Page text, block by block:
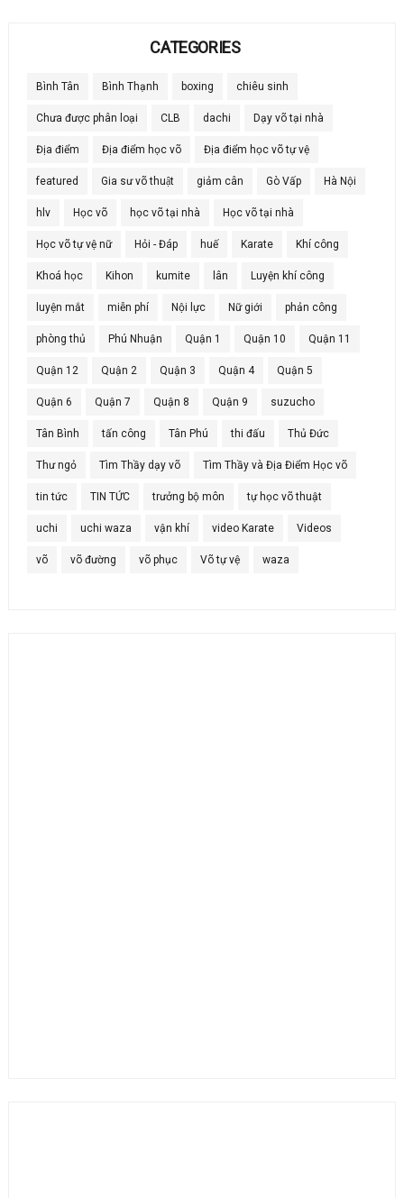
CATEGORIES
Bình Tân Bình Thạnh boxing chiêu sinh
Chưa được phân loại CLB dachi Dạy võ tại nhà
Địa điểm Địa điểm học võ Địa điểm học võ tự vệ
featured Gia sư võ thuật giảm cân Gò Vấp Hà Nội
hlv Học võ học võ tại nhà Học võ tại nhà
Học võ tự vệ nữ Hỏi - Đáp huế Karate Khí công
Khoá học Kihon kumite lân Luyện khí công
luyện mắt miễn phí Nội lực Nữ giới phản công
phòng thủ Phú Nhuận Quận 1 Quận 10 Quận 11
Quận 12 Quận 2 Quận 3 Quận 4 Quận 5
Quận 6 Quận 7 Quận 8 Quận 9 suzucho
Tân Bình tấn công Tân Phú thi đấu Thủ Đức
Thư ngỏ Tìm Thầy dạy võ Tìm Thầy và Địa Điểm Học võ
tin tức TIN TỨC trưởng bộ môn tự học võ thuật
uchi uchi waza vận khí video Karate Videos
võ võ đường võ phục Võ tự vệ waza